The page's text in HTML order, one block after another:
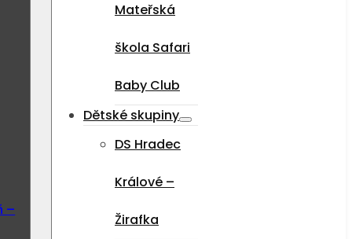
–
Mateřská
škola Safari
Baby Club
Dětské skupiny
DS Hradec
Králové –
Žirafka